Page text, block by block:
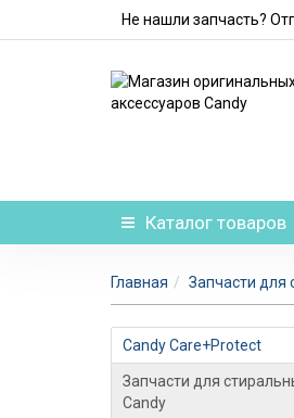
Не нашли запчасть?
Каталог товаров
Главная Запчасти для
Candy Care+Protect
Запчасти для
Candy